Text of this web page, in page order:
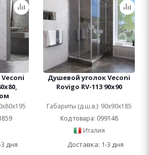
дня
Душевой уголок Veconi
Rovigo RV-113 90x90
Габариты (д.ш.в.): 90x90x185
Код товара: 099148
Италия
Доставка: 1-3 дня